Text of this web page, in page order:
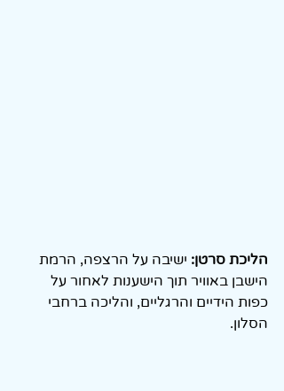
הליכת סרטן: ישיבה על הרצפה, הרמת
הישבן באוויר תוך הישענות לאחור על
כפות הידיים והרגליים, והליכה ברחבי
הסלון.